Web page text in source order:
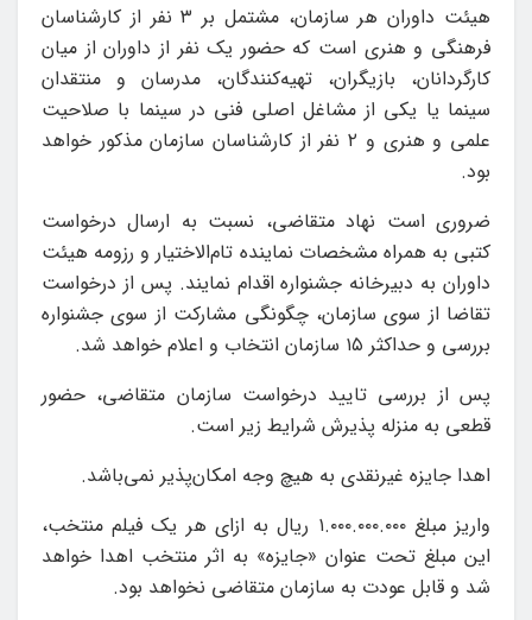
هیئت داوران هر سازمان، مشتمل بر ۳ نفر از کارشناسان
فرهنگی و هنری است که حضور یک نفر از داوران از میان
کارگردانان، بازیگران، تهیه‌کنندگان، مدرسان و منتقدان
سینما یا یکی از مشاغل اصلی فنی در سینما با صلاحیت
علمی و هنری و ۲ نفر از کارشناسان سازمان مذکور خواهد
بود.
ضروری است نهاد متقاضی، نسبت به ارسال درخواست
کتبی به همراه مشخصات نماینده تام‌الاختیار و رزومه هیئت
داوران به دبیرخانه جشنواره اقدام نمایند. پس از درخواست
تقاضا از سوی سازمان‌، چگونگی مشارکت از سوی جشنواره
بررسی و حداکثر ۱۵ سازمان انتخاب و اعلام خواهد شد.
پس از بررسی تایید درخواست سازمان متقاضی، حضور
قطعی به منزله پذیرش شرایط زیر است.
اهدا جایزه غیرنقدی به هیچ وجه امکان‌پذیر نمی‌باشد.
واریز مبلغ ۱.۰۰۰.۰۰۰.۰۰۰ ریال به ازای هر یک فیلم منتخب،
این مبلغ تحت عنوان «جایزه» به اثر منتخب اهدا خواهد
شد و قابل عودت به سازمان متقاضی نخواهد بود.